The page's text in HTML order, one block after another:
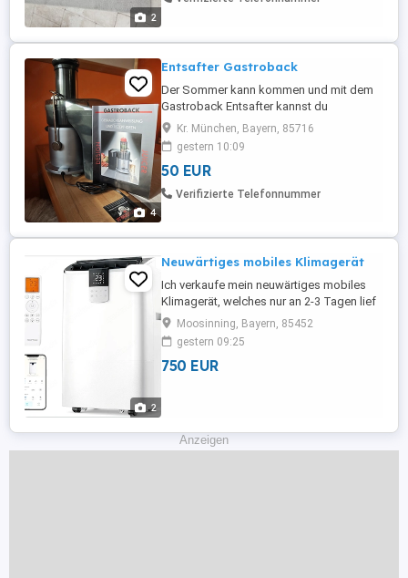
2
4
Entsafter Gastroback
Der Sommer kann kommen und mit dem
Gastroback Entsafter kannst du
wunderbare Smoothies zaubern und
deinen eigenen Apfelsaft machen. Auch
für Gelees, wie zb Johannisbeergelee, gut
zu gebrauchen. Neuwertig
Kr. München, Bayern, 85716
gestern 10:09
50 EUR
Verifizierte Telefonnummer
2
Neuwärtiges mobiles Klimagerät
Ich verkaufe mein neuwärtiges mobiles
Klimagerät, welches nur an 2-3 Tagen lief
weil ich mir ein Splitgerät gekauft habe.
Originalverpackung vorhanden und
diverse Zubehör. Das Gerät ist nicht laut
und mit 12000 BTU ein echtes Kraftpaket.
Moosinning, Bayern, 85452
gestern 09:25
750 EUR
Anzeigen